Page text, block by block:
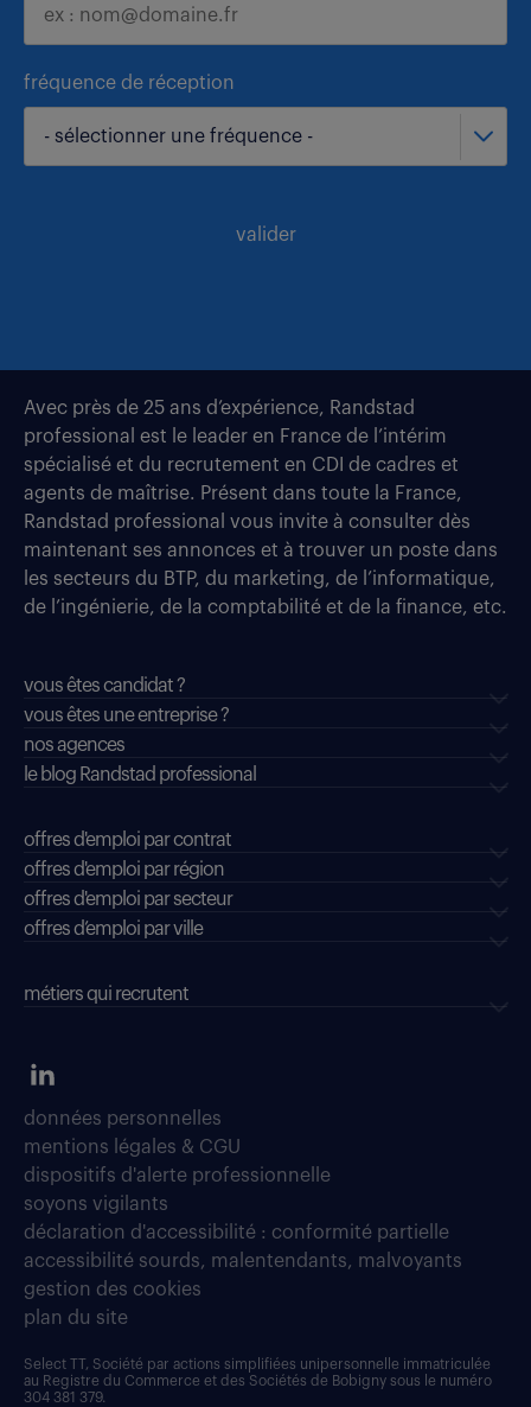
fréquence de réception
- sélectionner une fréquence -
valider
Avec près de 25 ans d’expérience, Randstad
professional est le leader en France de l’intérim
spécialisé et du recrutement en CDI de cadres et
agents de maîtrise. Présent dans toute la France,
Randstad professional vous invite à consulter dès
maintenant ses annonces et à trouver un poste dans
les secteurs du BTP, du marketing, de l’informatique,
de l’ingénierie, de la comptabilité et de la finance, etc.
vous êtes candidat ?
vous êtes une entreprise ?
nos agences
le blog Randstad professional
offres d'emploi par contrat
offres d'emploi par région
offres d'emploi par secteur
offres d’emploi par ville
métiers qui recrutent
données personnelles
mentions légales & CGU
dispositifs d'alerte professionnelle
soyons vigilants
déclaration d'accessibilité : conformité partielle
accessibilité sourds, malentendants, malvoyants
gestion des cookies
plan du site
Select TT, Société par actions simplifiées unipersonnelle immatriculée
au Registre du Commerce et des Sociétés de Bobigny sous le numéro
304 381 379.